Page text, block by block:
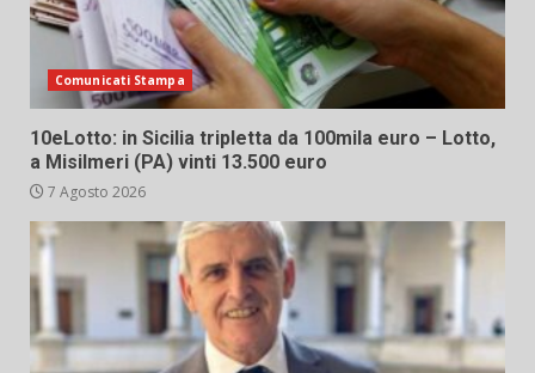
Comunicati Stampa
10eLotto: in Sicilia tripletta da 100mila euro – Lotto,
a Misilmeri (PA) vinti 13.500 euro
7 Agosto 2026